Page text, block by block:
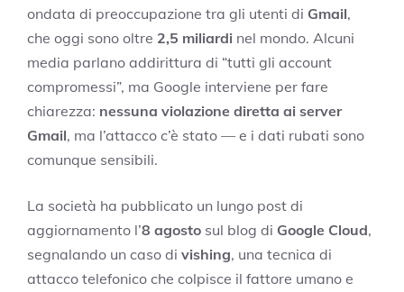
ondata di preoccupazione tra gli utenti di Gmail,
che oggi sono oltre 2,5 miliardi nel mondo. Alcuni
media parlano addirittura di “tutti gli account
compromessi”, ma Google interviene per fare
chiarezza: nessuna violazione diretta ai server
Gmail, ma l’attacco c’è stato — e i dati rubati sono
comunque sensibili.
La società ha pubblicato un lungo post di
aggiornamento l’8 agosto sul blog di Google Cloud,
segnalando un caso di vishing, una tecnica di
attacco telefonico che colpisce il fattore umano e